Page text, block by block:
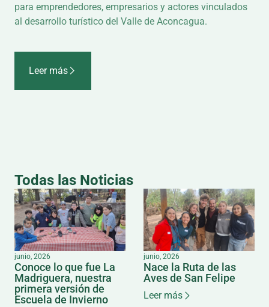
para emprendedores, empresarios y actores vinculados
al desarrollo turístico del Valle de Aconcagua.
Leer más
Todas las Noticias
junio, 2026
Conoce lo que fue La
Madriguera, nuestra
primera versión de
Escuela de Invierno
junio, 2026
Nace la Ruta de las
Aves de San Felipe
Leer más